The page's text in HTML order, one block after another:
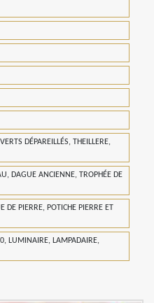
DÉPAREILLÉS, THEILLERE,
DAGUE ANCIENNE, TROPHÉE DE
DE PIERRE, POTICHE PIERRE ET
LUMINAIRE, LAMPADAIRE,